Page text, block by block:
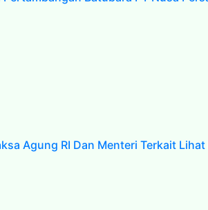
Agung RI Dan Menteri Terkait